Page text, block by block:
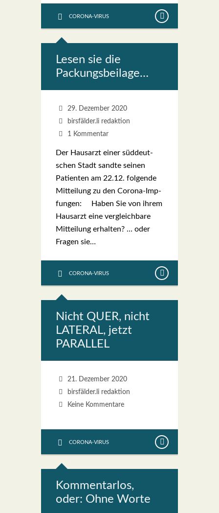
CORONA-VIRUS
Lesen sie die
Packungs­bei­la­ge…
29. Dezember 2020
birsfälder.li redaktion
1 Kommentar
Der Haus­arzt einer süd­deut­
schen Stadt sand­te sei­nen
Pati­en­ten am 22.12. fol­gen­de
Mit­tei­lung zu den Coro­­na-Imp­­
fun­­gen: Haben Sie von ihrem
Haus­arzt eine ver­gleich­ba­re
Mit­tei­lung erhal­ten? … oder
Fra­gen sie…
CORONA-VIRUS
Nicht QUER, nicht
LATERAL, jetzt
PARALLEL
21. Dezember 2020
birsfälder.li redaktion
Keine Kommentare
CORONA-VIRUS
Kom­men­tar­los,
oder: Ohne Wor­te